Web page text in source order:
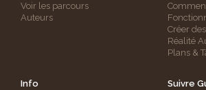
Voir les parcours
Auteurs
Créer
Réalité
Plans &
Info
Suivre